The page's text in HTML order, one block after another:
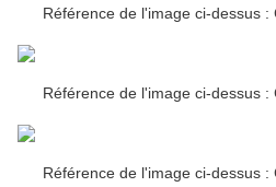
Référence de l'image ci-dessus
Référence de l'image ci-dessus
Référence de l'image ci-dessus